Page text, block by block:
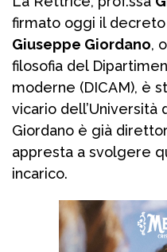
firmato oggi il
Giuseppe Giordano,
filosofia del
moderne (DICAM), è
vicario dell’Università
Giordano è già
appresta a svolgere
incarico.